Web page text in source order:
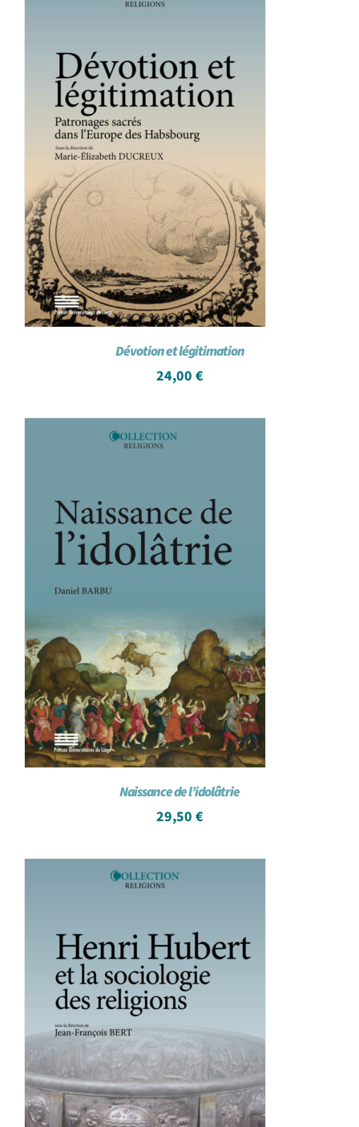
Panier WooCommerce
Dévotion et légitimation
24,00 €
Naissance de l’idolâtrie
29,50 €